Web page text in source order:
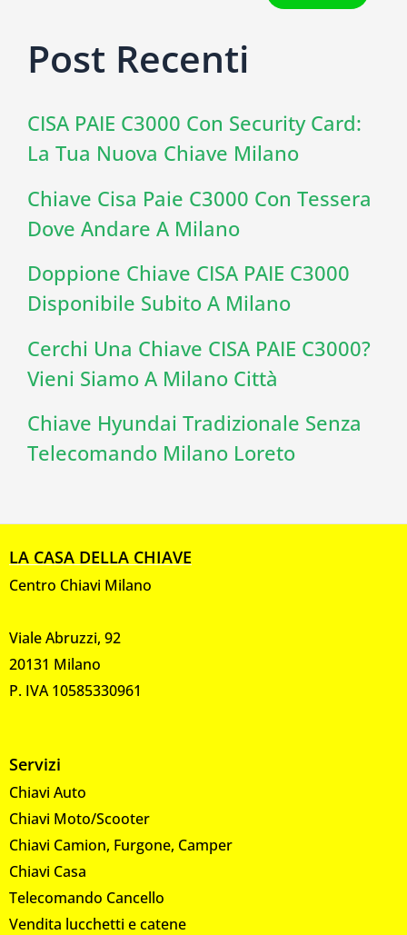
Post Recenti
CISA PAIE C3000 Con Security Card:
La Tua Nuova Chiave Milano
Chiave Cisa Paie C3000 Con Tessera
Dove Andare A Milano
Doppione Chiave CISA PAIE C3000
Disponibile Subito A Milano
Cerchi Una Chiave CISA PAIE C3000?
Vieni Siamo A Milano Città
Chiave Hyundai Tradizionale Senza
Telecomando Milano Loreto
LA CASA DELLA CHIAVE
Centro Chiavi Milano
Viale Abruzzi, 92
20131 Milano
P. IVA 10585330961
Servizi
Chiavi Auto
Chiavi Moto/Scooter
Chiavi Camion, Furgone, Camper
Chiavi Casa
Telecomando Cancello
Vendita lucchetti e catene